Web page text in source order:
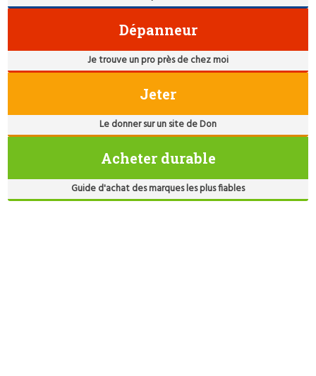
Dépanneur
Je trouve un pro près de chez moi
Jeter
Le donner sur un site de Don
Acheter durable
Guide d'achat des marques les plus fiables